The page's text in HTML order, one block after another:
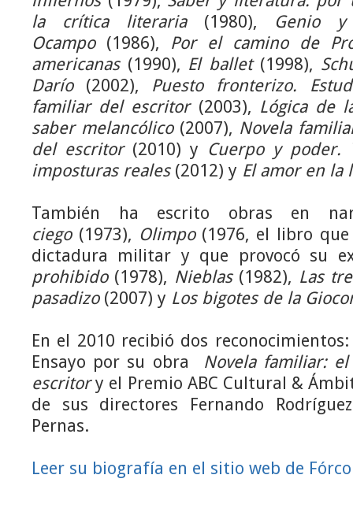
la crítica literaria(1980),
Genio
Ocampo(1986), Por el camino de
americanas(1990), El ballet(1998),
Darío(2002), Puesto fronterizo.
familiar del escritor(2003), Lógica de
saber melancólico(2007), Novela
del escritor(2010) y Cuerpo y poder.
imposturas reales(2012) y El amor en la
También ha escrito obras en
ciego(1973), Olimpo(1976, el libro
dictadura militar y que provocó su
prohibido(1978), Nieblas(1982), Las
pasadizo(2007) y Los bigotes de la
En el 2010 recibió dos
Ensayo por su obra Novela familiar:
escritory el Premio ABC Cultural &
de sus directores Fernando
Pernas.
Leer su biografía en el sitio web de